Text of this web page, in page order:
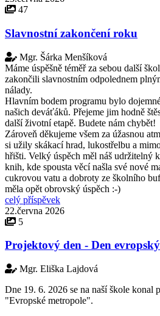
47
Slavnostní zakončení roku
Mgr. Šárka Menšíková
Máme úspěšně téměř za sebou další
zakončili slavnostním odpolednem
nálady.
Hlavním bodem programu bylo
našich deváťáků. Přejeme jim hodně
další životní etapě. Budete nám chybět!
Zároveň děkujeme všem za úžasnou
si užily skákací hrad, lukostřelbu a
hřišti. Velký úspěch měl náš udržitelný
knih, kde spousta věcí našla své nové
cukrovou vatu a dobroty ze školního
měla opět obrovský úspěch :-)
celý příspěvek
22.června 2026
5
Projektový den - Den
Mgr. Eliška Lajdová
Dne 19. 6. 2026 se na naší škole konal
"Evropské metropole".